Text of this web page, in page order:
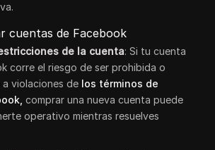
cuentas de Facebook
de la cuenta: Si tu cuenta
corre el riesgo de ser prohibida o
violaciones de los términos de
comprar una nueva cuenta puede
operativo mientras resuelves